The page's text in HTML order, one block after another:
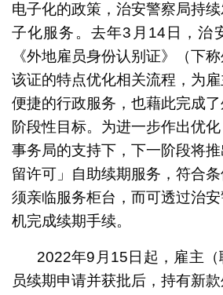
电子化的政策，治安警察局持
子化服务。去年3月14日，治
《外地雇员身份认别证》（下
该证的特点优化相关流程，为
便捷的行政服务，也藉此完成
阶段性目标。为进一步作出优
事务局的支持下，下一阶段将
留许可」自助续期服务，符合
须亲临服务柜台，而可透过治
机完成续期手续。
2022年9月15日起，雇主
员续期申请并获批后，持有新